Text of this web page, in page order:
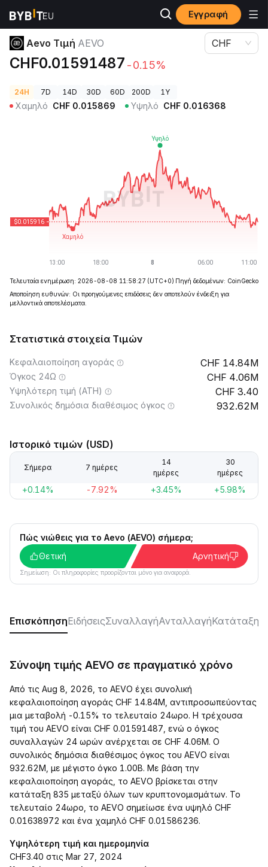
Εγγραφή
Τιμές Κρυπτονομισμάτων Aevo Τιμή AEVO
Aevo Τιμή AEVO
CHF0.01591487 -0.15%
CHF
24H 7D 14D 30D 60D 200D 1Y
Χαμηλό CHF 0.015869 Υψηλό CHF 0.016368
Τελευταία ενημέρωση: 2026-08-08 11:58:27 (UTC+0) Πηγή δεδομένων: CoinGecko
Αποποίηση ευθυνών: Οι προηγούμενες επιδόσεις δεν αποτελούν ένδειξη για
μελλοντικά αποτελέσματα.
Στατιστικά στοιχεία Τιμών
Κεφαλαιοποίηση αγοράς 14.84M
Όγκος 24Ω 4.06M
Υψηλότερη τιμή (ATH) 3.40
Συνολικός δημόσια διαθέσιμος όγκος 932.62M
Ιστορικό τιμών (USD)
Σήμερα 7 ημέρες
14
ημέρες
30
ημέρες
+0.14% -7.92% +3.45% +5.98%
Πώς νιώθεις για το Aevo (AEVO) σήμερα;
Θετική
Αρνητική
Σημείωση: Οι πληροφορίες προορίζονται μόνο για αναφορά.
ΕπισκόπησηΕιδήσειςΣυναλλαγήΑνταλλαγήΚατάταξη
Σύνοψη τιμής AEVO σε πραγματικό χρόνο
Από τις Aug 8, 2026, το AEVO έχει συνολική
κεφαλαιοποίηση αγοράς CHF 14.84M, αντιπροσωπεύοντας
μια μεταβολή -0.15% το τελευταίο 24ωρο. Η τρέχουσα
τιμή του AEVO είναι CHF 0.01591487, ενώ ο όγκος
συναλλαγών 24 ωρών ανέρχεται σε CHF 4.06M. Ο
συνολικός δημόσια διαθέσιμος όγκος του AEVO είναι
932.62M, με μέγιστο όγκο 1.00B. Με βάση την
κεφαλαιοποίηση αγοράς, το AEVO βρίσκεται στην
κατάταξη 835 μεταξύ όλων των κρυπτονομισμάτων. Το
τελευταίο 24ωρο, το AEVO σημείωσε ένα υψηλό CHF
0.01638972 και ένα χαμηλό CHF 0.01586236.
Υψηλότερη τιμή και ημερομηνία
CHF3.40 στις Mar 27, 2024